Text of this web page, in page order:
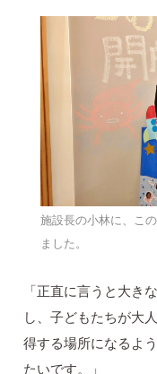
施設長の小林に、こ
ました。
「正直に言うと大き
し、子どもたちが大
得する場所になるよ
たいです。」